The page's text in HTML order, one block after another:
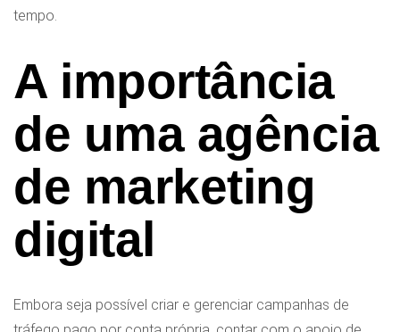
tempo.
A importância
de uma agência
de marketing
digital
Embora seja possível criar e gerenciar campanhas de